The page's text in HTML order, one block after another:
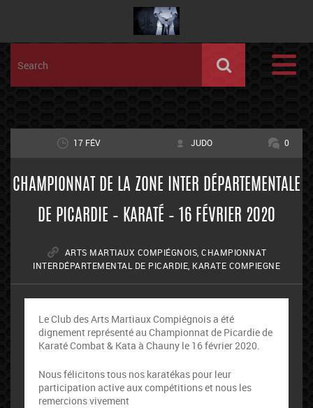
17 FÉV JUDO 0
CHAMPIONNAT DE LA ZONE INTER DÉPARTEMENTALE
DE PICARDIE – KARATÉ – 16 FÉVRIER 2020
ARTS MARTIAUX COMPIÉGNOIS CHAMPIONNAT
INTERDÉPARTEMENTAL DE PICARDIE KARATE COMPIEGNE
Le Club des Arts Martiaux Compiégnois a été
dignement représenté au Championnat de Picardie de
Karaté Combat & Kata à Chauny le 16 février 2020.
Nous félicitons tous nos karatékas pour leur
participation active aux compétitions et nous les
remercions vivement